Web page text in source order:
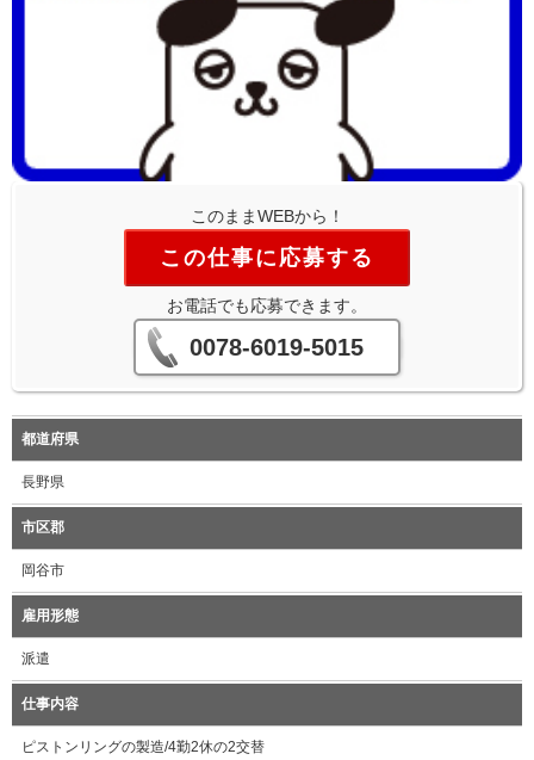
このままWEBから！
この仕事に応募する
お電話でも応募できます。
0078-6019-5015
都道府県
長野県
市区郡
岡谷市
雇用形態
派遣
仕事内容
ピストンリングの製造/4勤2休の2交替